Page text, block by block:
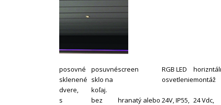
posovné
sklenené
dvere,
posuvné
sklo na
koľaj.
screen
RGB LED
osvetleniemontáž
s
bez
hranatý alebo 24V, IP55, 24 Vdc,